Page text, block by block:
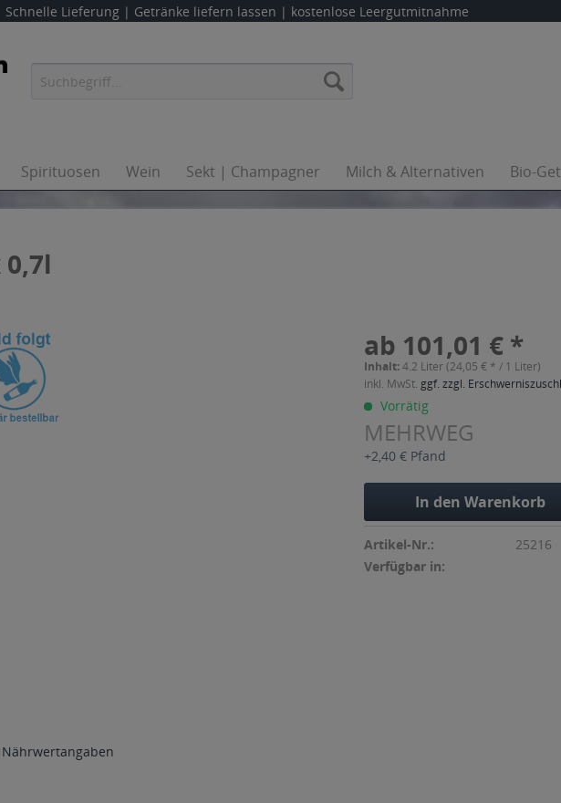
Schnelle Lieferung | Getränke liefern lassen | kostenlose Leergutmitnahme
Spirituosen Wein Sekt | Champagner Milch & Alternativen Bio-
ab 101,01 € *
Inhalt:4.2 Liter (24,05 € * / 1 Liter)
inkl. MwSt. ggf. zzgl.
Vorrätig
MEHRWEG
+2,40 € Pfand
In den Warenkorb
Artikel-Nr.:
25216
Verfügbar in:
Nährwertangaben